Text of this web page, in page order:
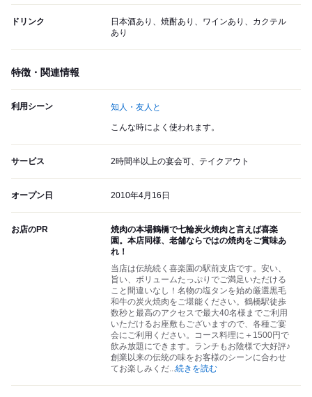
ドリンク
日本酒あり、焼酎あり、ワインあり、カクテル
あり
特徴・関連情報
利用シーン 知人・友人と
こんな時によく使われます。
サービス 2時間半以上の宴会可、テイクアウト
オープン日 2010年4月16日
お店のPR
焼肉の本場鶴橋で七輪炭火焼肉と言えば喜楽
園。本店同様、老舗ならではの焼肉をご賞味あ
れ！
当店は伝統続く喜楽園の駅前支店です。安い、
旨い、ボリュームたっぷりでご満足いただける
こと間違いなし！名物の塩タンを始め厳選黒毛
和牛の炭火焼肉をご堪能ください。鶴橋駅徒歩
数秒と最高のアクセスで最大40名様までご利用
いただけるお座敷もございますので、各種ご宴
会にご利用ください。コース料理に＋1500円で
飲み放題にできます。ランチもお陰様で大好評♪
創業以来の伝統の味をお客様のシーンに合わせ
てお楽しみくだ...続きを読む